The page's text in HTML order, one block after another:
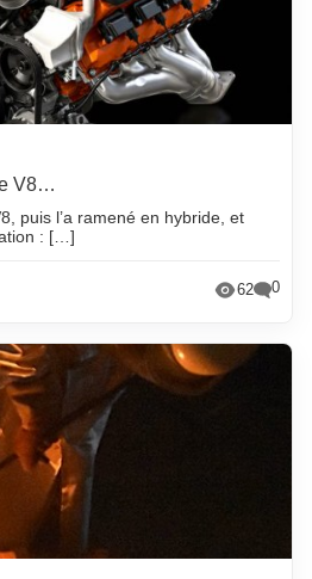
V8…
puis l’a ramené en hybride, et
: […]
62 0